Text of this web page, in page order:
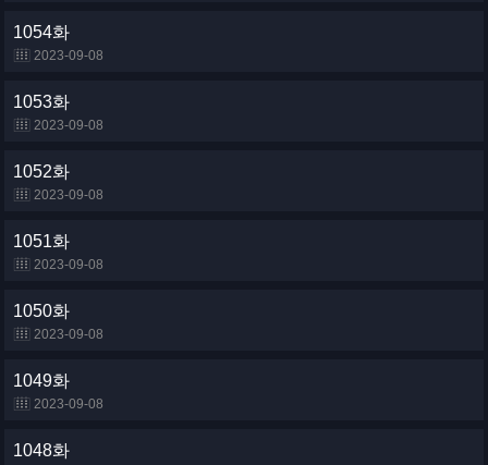
1054화
2023-09-08
1053화
2023-09-08
1052화
2023-09-08
1051화
2023-09-08
1050화
2023-09-08
1049화
2023-09-08
1048화